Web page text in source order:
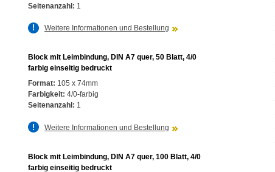
Seitenanzahl: 1
Weitere Informationen und Bestellung
Block mit Leimbindung, DIN A7 quer, 50 Blatt, 4/0
farbig einseitig bedruckt
Format: 105 x 74mm
Farbigkeit: 4/0-farbig
Seitenanzahl: 1
Weitere Informationen und Bestellung
Block mit Leimbindung, DIN A7 quer, 100 Blatt, 4/0
farbig einseitig bedruckt